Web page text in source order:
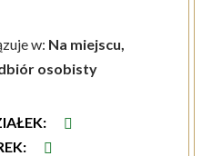
w: Na miejscu,
osobisty
:
: